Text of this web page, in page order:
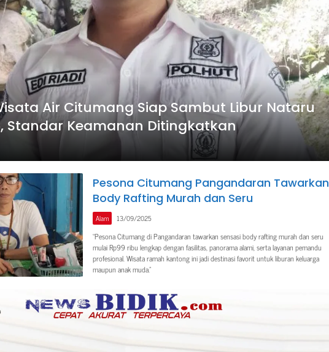
Air Citumang Siap Sambut Libur Nataru
Standar Keamanan Ditingkatkan
Pesona Citumang Pangandaran Tawarkan
Body Rafting Murah dan Seru
Alam 13/09/2025
“Pesona Citumang di Pangandaran tawarkan sensasi body rafting murah dan seru
mulai Rp99 ribu lengkap dengan fasilitas, panorama alami, serta layanan pemandu
profesional. Wisata ramah kantong ini jadi destinasi favorit untuk liburan keluarga
maupun anak muda.”